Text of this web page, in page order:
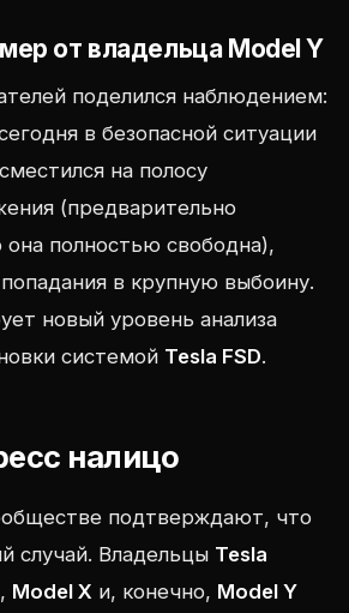
от владельца Model Y
поделился наблюдением:
в безопасной ситуации
на полосу
(предварительно
полностью свободна),
в крупную выбоину.
новый уровень анализа
системой Tesla FSD.
налицо
подтверждают, что
случай. Владельцы Tesla
, Model X и, конечно, Model Y